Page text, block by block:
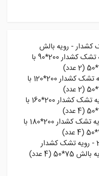
کشدار - رویه بالش
سايز 90: کاور لحاف 220*150 - رويه تشک کشدار 200*90 با
سايز 120: کاور لحاف 220*170 - رويه تشک کشدار 200*120 با
سايز 160: کاور لحاف 220*205 - رويه تشک کشدار 200*160 با
سايز 180: کاور لحاف 220*205 - رويه تشک کشدار 200*180 با
سايز 180 سوپر: کاور لحاف 240*220 - رويه تشک کشدار